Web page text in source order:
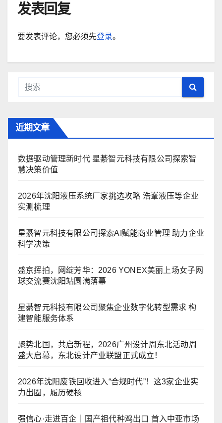
发表回复
要发表评论，您必须先登录。
近期文章
数据驱动管理新时代 星綦智元科技有限公司探索智
慧决策价值
2026年沈阳液压系统厂家挑选攻略 浩峯液压等企业
实测梳理
星綦智元科技有限公司探索AI赋能商业管理 助力企业
科学决策
盛京挥拍，网绽芳华：2026 YONEX美丽上场女子网
球交流赛沈阳站圆满落幕
星綦智元科技有限公司聚焦企业数字化转型需求 构
建智能服务体系
聚势北国，共启新程，2026广州设计周东北活动周
盛大启幕，东北设计产业联盟正式成立！
2026年沈阳废铁回收进入“合规时代”！这3家企业实
力出圈，履历硬核
强信心·走进百企｜国产祖代种鸡出口 首入中亚市场